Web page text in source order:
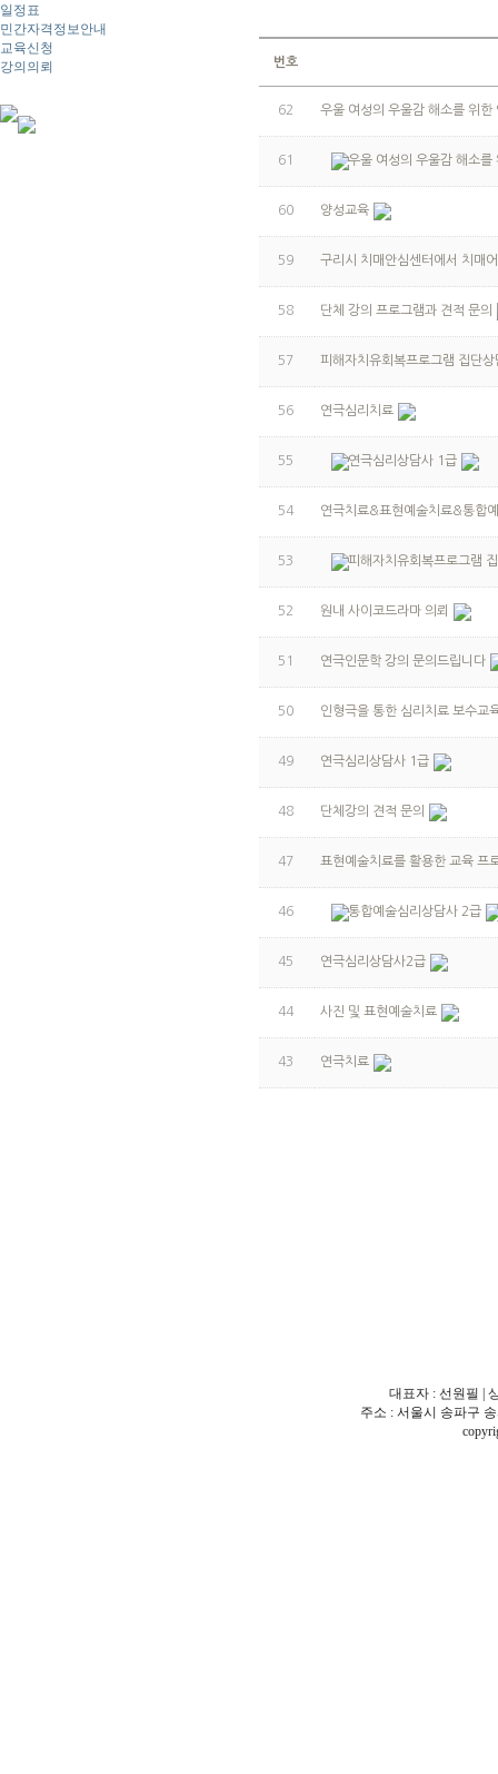
일정표
민간자격정보안내
교육신청
강의의뢰
번호
62 우울 여성의 우울감 해소를 위
61 우울 여성의 우울감 해소
60 양성교육
59 구리시 치매안심센터에서 치매
58 단체 강의 프로그램과 견적 문의
57 피해자치유회복프로그램 집단
56 연극심리치료
55 연극심리상담사 1급
54 연극치료&표현예술치료&통합
53 피해자치유회복프로그램
52 원내 사이코드라마 의뢰
51 연극인문학 강의 문의드립니다
50 인형극을 통한 심리치료 보수교
49 연극심리상담사 1급
48 단체강의 견적 문의
47 표현예술치료를 활용한 교육 프
46 통합예술심리상담사 2급
45 연극심리상담사2급
44 사진 및 표현예술치료
43 연극치료
대표자 : 선원필 |
주소 : 서울시 송파구 송